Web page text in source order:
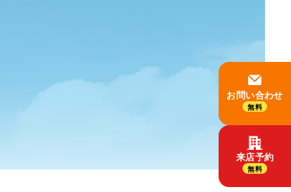
お問い合わせ
無料
来店予約
無料